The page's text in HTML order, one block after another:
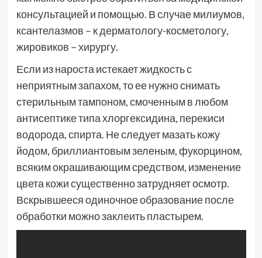
консультацией и помощью. В случае милиумов,
ксантелазмов – к дерматологу-косметологу,
жировиков – хирургу.
Если из нароста истекает жидкость с
неприятным запахом, то ее нужно снимать
стерильным тампоном, смоченным в любом
антисептике типа хлоргексидина, перекиси
водорода, спирта. Не следует мазать кожу
йодом, бриллиантовым зеленым, фукорцином,
всяким окрашивающим средством, изменение
цвета кожи существенно затрудняет осмотр.
Вскрывшееся одиночное образование после
обработки можно заклеить пластырем.